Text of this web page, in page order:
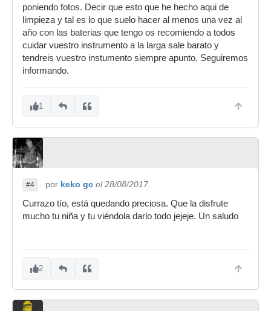
poniendo fotos. Decir que esto que he hecho aqui de
limpieza y tal es lo que suelo hacer al menos una vez al
año con las baterias que tengo os recomiendo a todos
cuidar vuestro instrumento a la larga sale barato y
tendreis vuestro instumento siempre apunto. Seguiremos
informando.
1
#4 por keko gc el 28/08/2017
Currazo tío, está quedando preciosa. Que la disfrute
mucho tu niña y tu viéndola darlo todo jejeje. Un saludo
2